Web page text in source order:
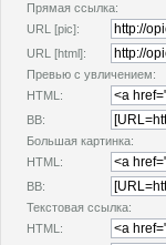
Прямая ссылка:
URL [pic]:
URL [html]:
Превью с увличением:
HTML:
BB:
Большая картинка:
HTML:
BB:
Текстовая ссылка:
HTML: